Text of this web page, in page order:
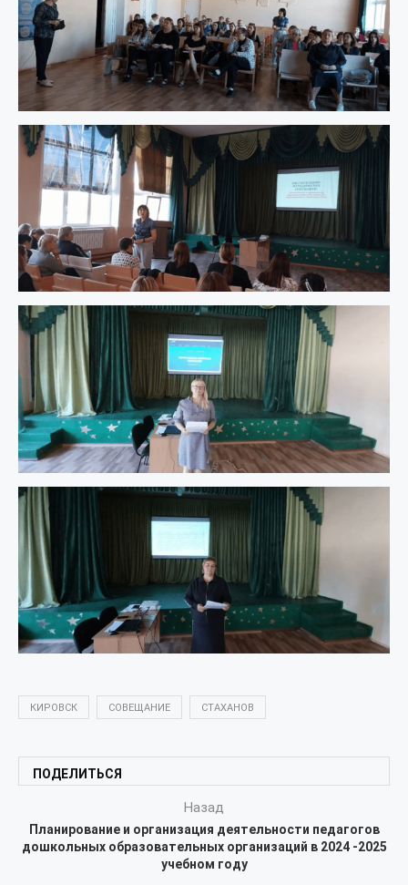
КИРОВСК СОВЕЩАНИЕ СТАХАНОВ
ПОДЕЛИТЬСЯ
Назад
Планирование и организация деятельности педагогов
дошкольных образовательных организаций в 2024 -2025
учебном году